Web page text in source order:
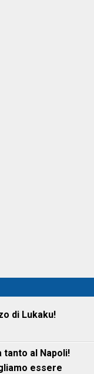
di Lukaku!
tanto al Napoli!
essere